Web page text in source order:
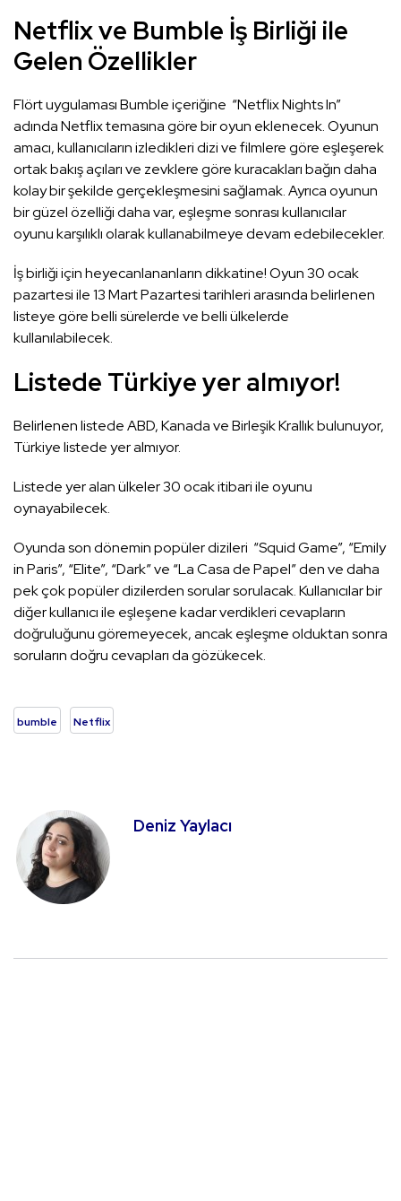
Netflix ve Bumble İş Birliği ile
Gelen Özellikler
Flört uygulaması Bumble içeriğine “Netflix Nights In”
adında Netflix temasına göre bir oyun eklenecek. Oyunun
amacı, kullanıcıların izledikleri dizi ve filmlere göre eşleşerek
ortak bakış açıları ve zevklere göre kuracakları bağın daha
kolay bir şekilde gerçekleşmesini sağlamak. Ayrıca oyunun
bir güzel özelliği daha var, eşleşme sonrası kullanıcılar
oyunu karşılıklı olarak kullanabilmeye devam edebilecekler.
İş birliği için heyecanlananların dikkatine! Oyun 30 ocak
pazartesi ile 13 Mart Pazartesi tarihleri arasında belirlenen
listeye göre belli sürelerde ve belli ülkelerde
kullanılabilecek.
Listede Türkiye yer almıyor!
Belirlenen listede ABD, Kanada ve Birleşik Krallık bulunuyor,
Türkiye listede yer almıyor.
Listede yer alan ülkeler 30 ocak itibari ile oyunu
oynayabilecek.
Oyunda son dönemin popüler dizileri “Squid Game”, “Emily
in Paris”, “Elite”, “Dark” ve “La Casa de Papel” den ve daha
pek çok popüler dizilerden sorular sorulacak. Kullanıcılar bir
diğer kullanıcı ile eşleşene kadar verdikleri cevapların
doğruluğunu göremeyecek, ancak eşleşme olduktan sonra
soruların doğru cevapları da gözükecek.
bumble Netflix
Deniz Yaylacı